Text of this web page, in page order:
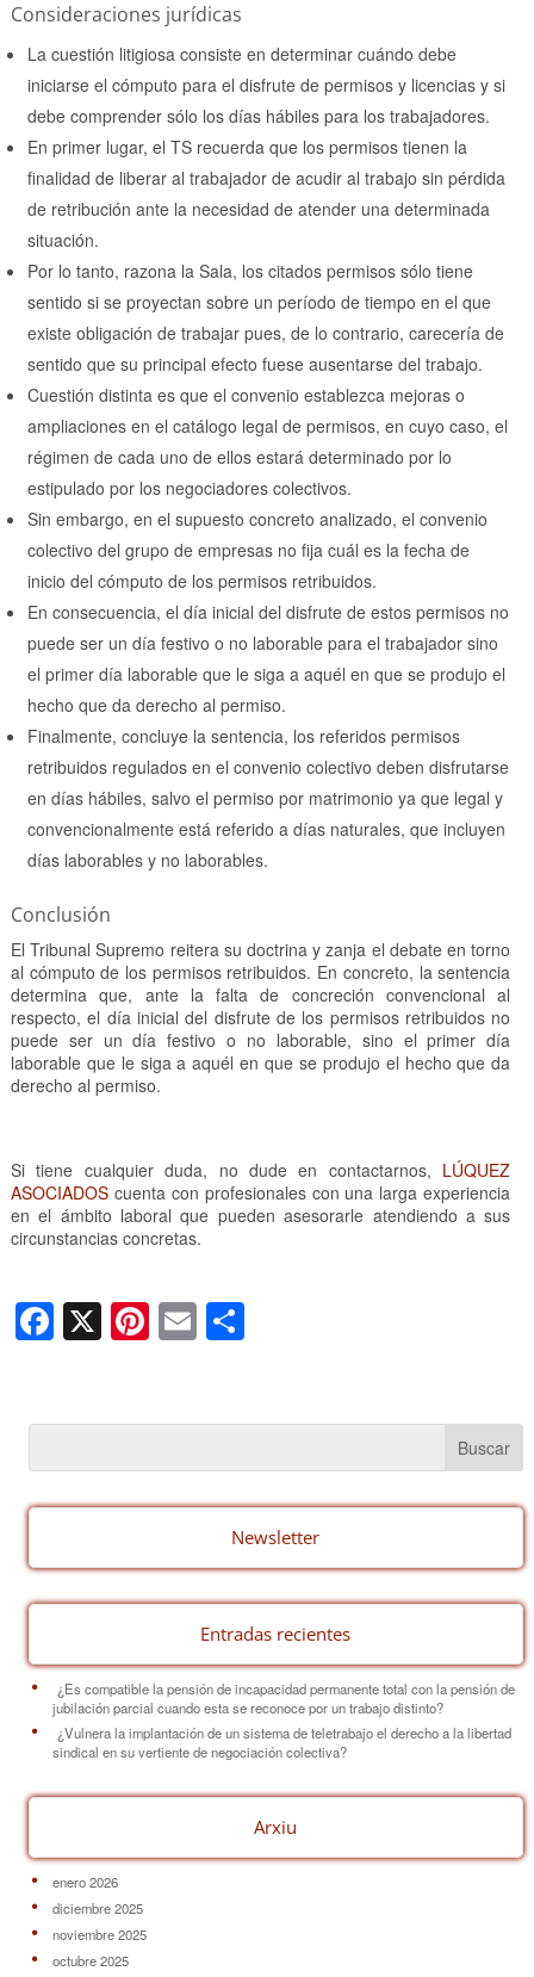
Consideraciones jurídicas
La cuestión litigiosa consiste en determinar cuándo debe
iniciarse el cómputo para el disfrute de permisos y licencias y si
debe comprender sólo los días hábiles para los trabajadores.
En primer lugar, el TS recuerda que los permisos tienen la
finalidad de liberar al trabajador de acudir al trabajo sin pérdida
de retribución ante la necesidad de atender una determinada
situación.
Por lo tanto, razona la Sala, los citados permisos sólo tiene
sentido si se proyectan sobre un período de tiempo en el que
existe obligación de trabajar pues, de lo contrario, carecería de
sentido que su principal efecto fuese ausentarse del trabajo.
Cuestión distinta es que el convenio establezca mejoras o
ampliaciones en el catálogo legal de permisos, en cuyo caso, el
régimen de cada uno de ellos estará determinado por lo
estipulado por los negociadores colectivos.
Sin embargo, en el supuesto concreto analizado, el convenio
colectivo del grupo de empresas no fija cuál es la fecha de
inicio del cómputo de los permisos retribuidos.
En consecuencia, el día inicial del disfrute de estos permisos no
puede ser un día festivo o no laborable para el trabajador sino
el primer día laborable que le siga a aquél en que se produjo el
hecho que da derecho al permiso.
Finalmente, concluye la sentencia, los referidos permisos
retribuidos regulados en el convenio colectivo deben disfrutarse
en días hábiles, salvo el permiso por matrimonio ya que legal y
convencionalmente está referido a días naturales, que incluyen
días laborables y no laborables.
Conclusión
El Tribunal Supremo reitera su doctrina y zanja el debate en torno
al cómputo de los permisos retribuidos. En concreto, la sentencia
determina que, ante la falta de concreción convencional al
respecto, el día inicial del disfrute de los permisos retribuidos no
puede ser un día festivo o no laborable, sino el primer día
laborable que le siga a aquél en que se produjo el hecho que da
derecho al permiso.
Si tiene cualquier duda, no dude en contactarnos, LÚQUEZ
ASOCIADOScuenta con profesionales con una larga experiencia
en el ámbito laboral que pueden asesorarle atendiendo a sus
circunstancias concretas.
F
a
e
b
o
k
X Pi
nt
e
st
E
m
C
p
ar
tir
Newsletter
Entradas recientes
¿Es compatible la pensión de incapacidad permanente total con la pensión de
jubilación parcial cuando esta se reconoce por un trabajo distinto?
¿Vulnera la implantación de un sistema de teletrabajo el derecho a la libertad
sindical en su vertiente de negociación colectiva?
Arxiu
enero 2026
diciembre 2025
noviembre 2025
octubre 2025